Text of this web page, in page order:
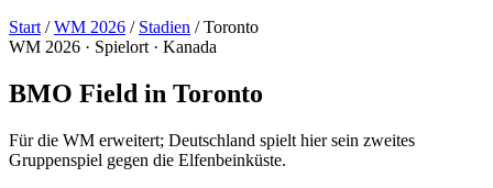
Start /WM 2026 / Stadien /Toronto
WM 2026 · Spielort · Kanada
BMO Field in Toronto
Für die WM erweitert; Deutschland spielt hier sein zweites
Gruppenspiel gegen die Elfenbeinküste.